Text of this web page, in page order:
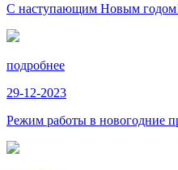
С наступающим Новым
подробнее
29-12-2023
Режим работы в новогодние